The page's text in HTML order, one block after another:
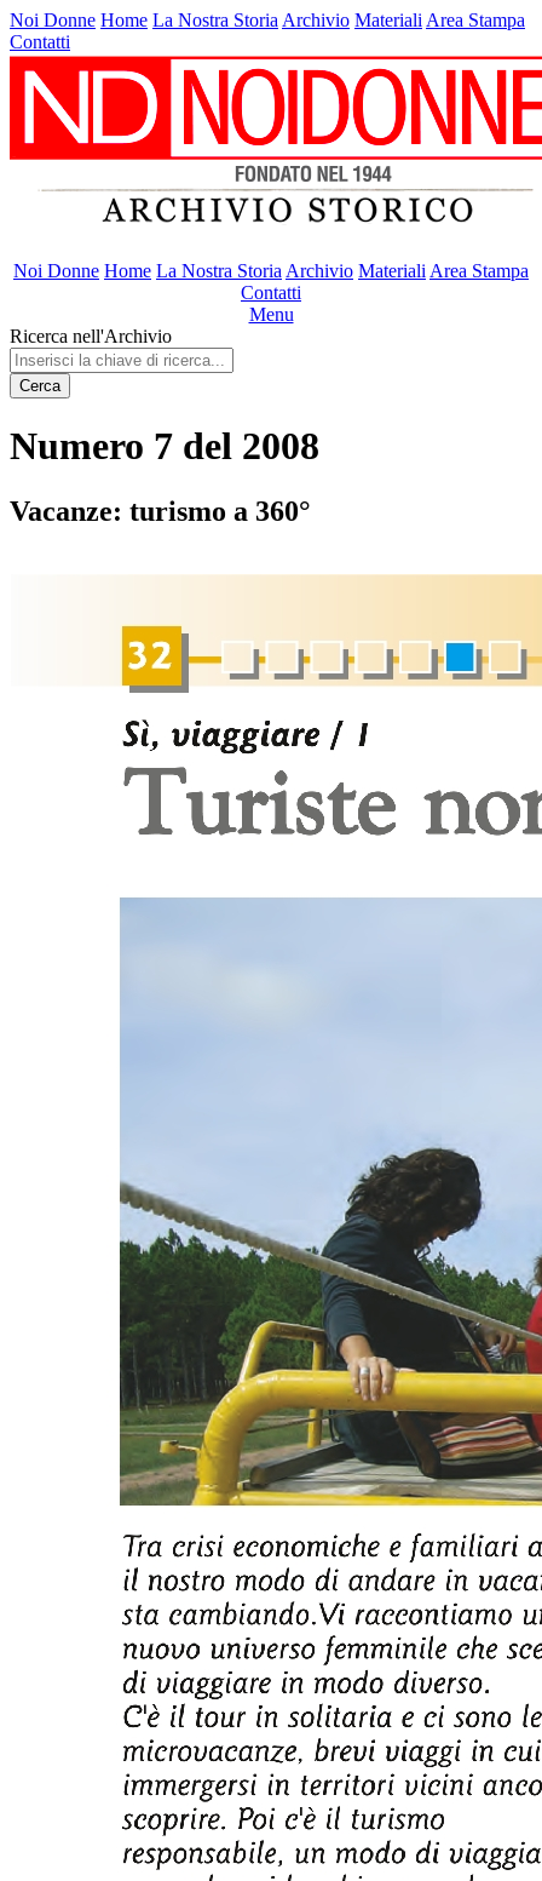
Noi Donne Home La Nostra Storia Archivio Materiali Area Stampa
Contatti
Noi Donne Home La Nostra Storia Archivio Materiali Area Stampa
Contatti
Menu
Ricerca nell'Archivio
Cerca
Numero 7 del 2008
Vacanze: turismo a 360°